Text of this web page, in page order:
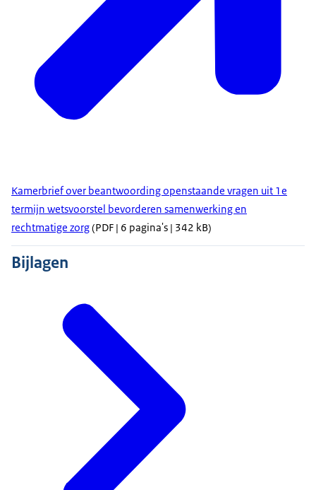
Kamerbrief over beantwoording openstaande vragen uit 1e
termijn wetsvoorstel bevorderen samenwerking en
rechtmatige zorg(PDF | 6 pagina's | 342 kB)
Bijlagen